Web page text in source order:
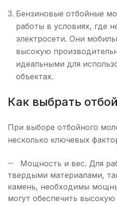
Бензиновые отбойные
работы в условиях, где
электросети. Они
высокую
идеальными для
объектах.
Как выбрать
При выборе отбойного
несколько ключевых
Мощность и вес. Для
твердыми материалами,
камень, необходимы
могут обеспечить